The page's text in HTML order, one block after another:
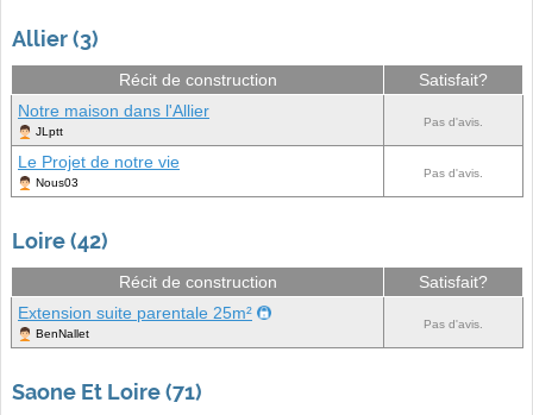
Allier (3)
Récit de construction
Satisfait?
Notre maison dans l'Allier
JLptt
Pas d'avis.
Le Projet de notre vie
Nous03
Pas d'avis.
Loire (42)
Récit de construction
Satisfait?
Extension suite parentale 25m²
BenNallet
Pas d'avis.
Saone Et Loire (71)